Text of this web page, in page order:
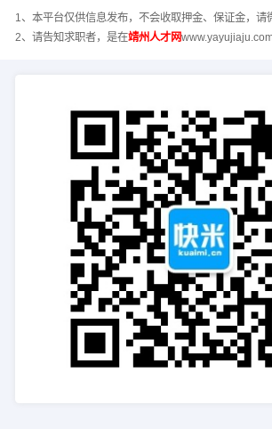
1、本平台仅供信息发布，不会收取押金、保证金，请
2、请告知求职者，是在靖州人才网